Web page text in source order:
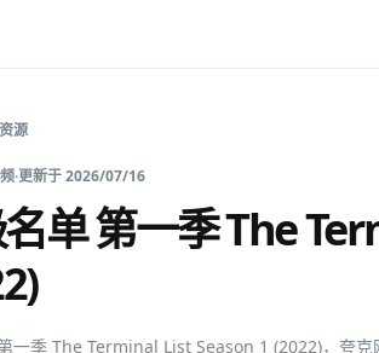
源
·更新于2026/07/16
单 第一季 The
一季 The Terminal List Season 1 (2022)，夸